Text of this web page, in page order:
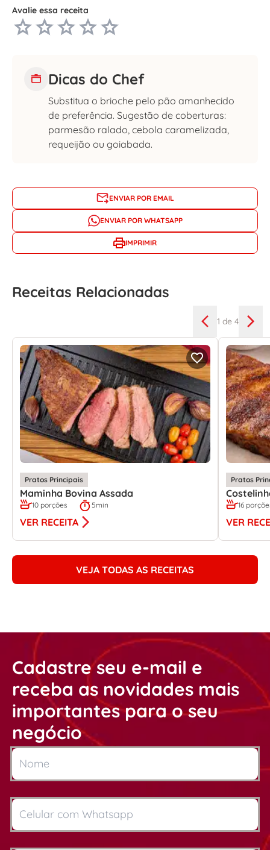
Avalie essa receita
Dicas do Chef
Substitua o brioche pelo pão amanhecido
de preferência. Sugestão de coberturas:
parmesão ralado, cebola caramelizada,
requeijão ou goiabada.
ENVIAR POR EMAIL
ENVIAR POR WHATSAPP
IMPRIMIR
Receitas Relacionadas
1 de 4
Pratos Principais
Maminha Bovina Assada
10 porções 5min
VER RECEITA
Pratos
16
VER
VEJA TODAS AS RECEITAS
Cadastre seu e-mail e
receba as novidades mais
importantes para o seu
negócio